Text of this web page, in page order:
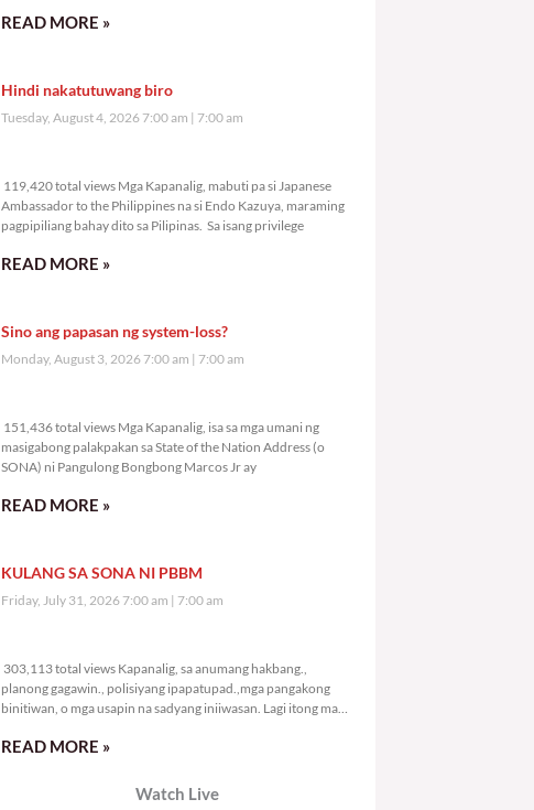
READ MORE »
Hindi nakatutuwang biro
Tuesday, August 4, 2026 7:00 am 7:00 am
119,420 total views Mga Kapanalig, mabuti pa si Japanese
Ambassador to the Philippines na si Endo Kazuya, maraming
pagpipiliang bahay dito sa Pilipinas. Sa isang privilege
READ MORE »
Sino ang papasan ng system-loss?
Monday, August 3, 2026 7:00 am 7:00 am
151,436 total views Mga Kapanalig, isa sa mga umani ng
masigabong palakpakan sa State of the Nation Address (o
SONA) ni Pangulong Bongbong Marcos Jr ay
READ MORE »
KULANG SA SONA NI PBBM
Friday, July 31, 2026 7:00 am 7:00 am
303,113 total views Kapanalig, sa anumang hakbang.,
planong gagawin., polisiyang ipapatupad.,mga pangakong
binitiwan, o mga usapin na sadyang iniiwasan. Lagi itong may
READ MORE »
Watch Live